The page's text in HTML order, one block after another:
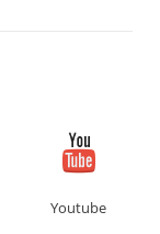
Youtube